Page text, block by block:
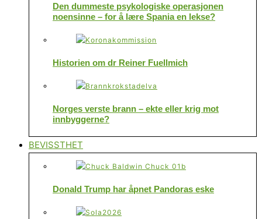
Den dummeste psykologiske operasjonen
noensinne – for å lære Spania en lekse?
Historien om dr Reiner Fuellmich
Norges verste brann – ekte eller krig mot
innbyggerne?
BEVISSTHET
Donald Trump har åpnet Pandoras eske